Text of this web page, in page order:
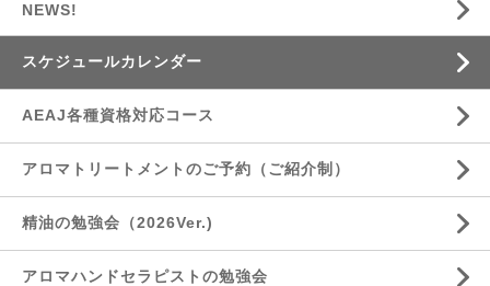
NEWS!
スケジュールカレンダー
AEAJ各種資格対応コース
アロマトリートメントのご予約（ご紹介制）
精油の勉強会（2026Ver.)
アロマハンドセラピストの勉強会